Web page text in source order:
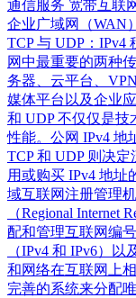
通信服务 宽带互联
企业广域网（WAN
TCP 与 UDP：IPv4
网中最重要的两种
务器、云平台、
媒体平台以及企业
和 UDP 不仅仅是
性能。公网 IPv4 地
TCP 和 UDP 则决
用或购买 IPv4 地址
域互联网注册管理
（Regional Internet
配和管理互联网编
（IPv4 和 IPv6）
和网络在互联网上
完善的系统来分配